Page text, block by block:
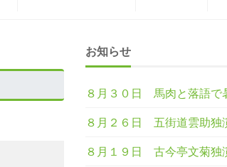
お知らせ
８月３０日 馬肉と落語で
８月２６日 五街道雲助独
８月１９日 古今亭文菊独